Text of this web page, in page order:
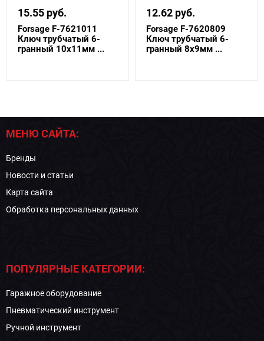
15.55 руб.
Forsage F-7621011
Ключ трубчатый 6-
гранный 10х11мм ...
12.62 руб.
Forsage F-7620809
Ключ трубчатый 6-
гранный 8х9мм ...
МЕНЮ САЙТА:
Бренды
Новости и статьи
Карта сайта
Обработка персональных данных
ПОПУЛЯРНЫЕ КАТЕГОРИИ:
Гаражное оборудование
Пневматический инструмент
Ручной инструмент